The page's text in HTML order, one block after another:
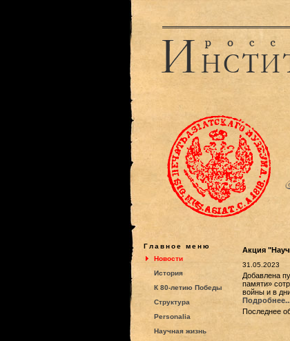
Главное меню
Новости
История
К 80-летию Победы
Структура
Personalia
Научная жизнь
Акция
31.05.2023
Добавлена
памяти»
войны и в
Последнее